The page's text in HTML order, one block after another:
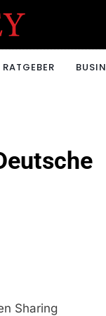
RATGEBER
Sharing